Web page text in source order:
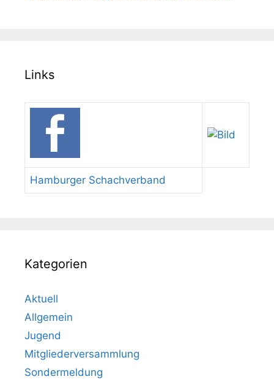
Links
Hamburger Schachverband
Kategorien
Aktuell
Allgemein
Jugend
Mitgliederversammlung
Sondermeldung